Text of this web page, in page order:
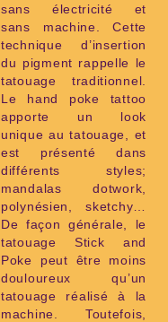
sans électricité et
sans machine. Cette
technique d’insertion
du pigment rappelle le
tatouage traditionnel.
Le hand poke tattoo
apporte un look
unique au tatouage, et
est présenté dans
différents styles;
mandalas dotwork,
polynésien, sketchy…
De façon générale, le
tatouage Stick and
Poke peut être moins
douloureux qu’un
tatouage réalisé à la
machine. Toutefois,